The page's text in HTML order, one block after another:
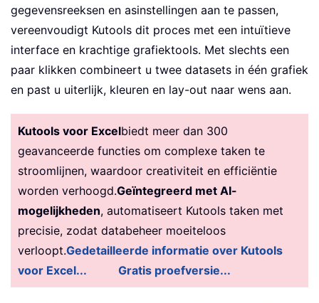
gegevensreeksen en asinstellingen aan te passen,
vereenvoudigt Kutools dit proces met een intuïtieve
interface en krachtige grafiektools. Met slechts een
paar klikken combineert u twee datasets in één grafiek
en past u uiterlijk, kleuren en lay-out naar wens aan.
Kutools voor Excelbiedt meer dan 300
geavanceerde functies om complexe taken te
stroomlijnen, waardoor creativiteit en efficiëntie
worden verhoogd.Geïntegreerd met AI-
mogelijkheden, automatiseert Kutools taken met
precisie, zodat databeheer moeiteloos
verloopt.Gedetailleerde informatie over Kutools
voor Excel...
Gratis proefversie...